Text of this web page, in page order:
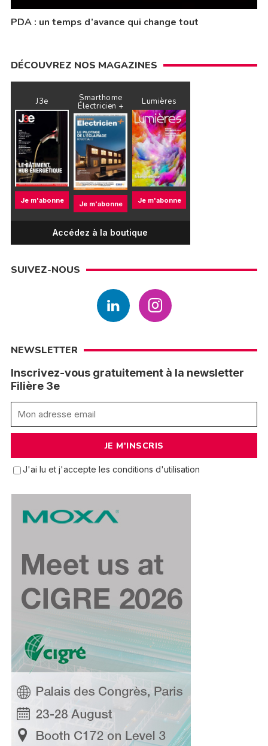
PDA : un temps d’avance qui change tout
DÉCOUVREZ NOS MAGAZINES
J3e
Je m'abonne
Smarthome
Électricien +
Je m'abonne
Lumières
Je m'abonne
Accédez à la boutique
SUIVEZ-NOUS
NEWSLETTER
Inscrivez-vous gratuitement à la newsletter
Filière 3e
J'ai lu et j'accepte les conditions d'utilisation